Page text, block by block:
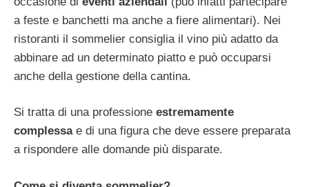
a feste e banchetti ma anche a fiere alimentari). Nei
ristoranti il sommelier consiglia il vino più adatto da
abbinare ad un determinato piatto e può occuparsi
anche della gestione della cantina.
Si tratta di una professione estremamente
complessae di una figura che deve essere preparata
a rispondere alle domande più disparate.